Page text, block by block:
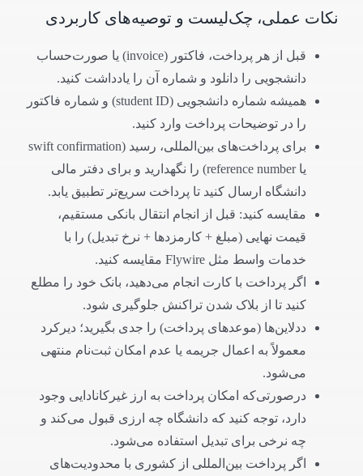
نکات عملی، چک‌لیست و توصیه‌های کاربردی
قبل از هر پرداخت، فاکتور (invoice) یا صورت‌حساب
دانشجویی را دانلود و شماره آن را یادداشت کنید.
همیشه شماره دانشجویی (student ID) و شماره فاکتور
را در توضیحات پرداخت وارد کنید.
برای پرداخت‌های بین‌المللی، رسید (swift confirmation
یا reference number) را نگهدارید و برای دفتر مالی
دانشگاه ارسال کنید تا پرداخت سریع‌تر تطبیق یابد.
مقایسه کنید: قبل از انجام انتقال بانکی مستقیم،
قیمت نهایی (مبلغ + کارمزدها + نرخ تبدیل) را با
خدمات واسط مثل Flywire مقایسه کنید.
اگر پرداخت با کارت انجام می‌دهید، بانک خود را مطلع
کنید تا از بلاک شدن تراکنش جلوگیری شود.
ددلاین‌ها (موعدهای پرداخت) را جدی بگیرید؛ دیرکرد
معمولاً به اعمال جریمه یا عدم امکان ثبت‌نام منتهی
می‌شود.
درصورتی‌که امکان پرداخت به ارز غیرکانادایی وجود
دارد، توجه کنید که دانشگاه چه ارزی قبول می‌کند و
چه نرخی برای تبدیل استفاده می‌شود.
اگر پرداخت بین‌المللی از کشوری با محدودیت‌های